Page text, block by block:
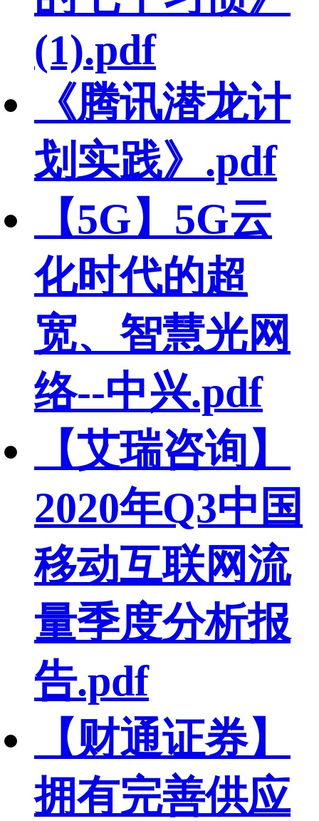
(1).pdf
《腾讯潜龙计
划实践》.pdf
【5G】5G云
化时代的超
宽、智慧光网
络--中兴.pdf
【艾瑞咨询】
2020年Q3中国
移动互联网流
量季度分析报
告.pdf
【财通证券】
拥有完善供应